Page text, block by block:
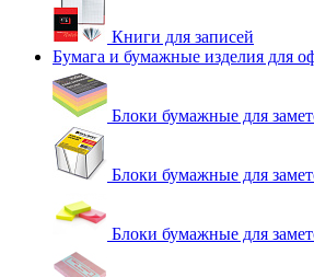
Книги для записей
Бумага и бумажные изделия для
Блоки бумажные для
Блоки бумажные для
Блоки бумажные для